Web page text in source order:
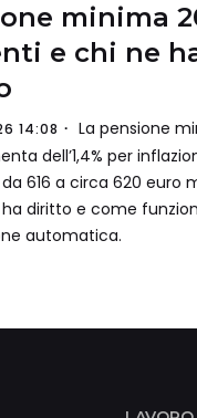
minima
e chi ne
14:08
La pensione
dell’1,4% per
616 a circa 620 euro
diritto e come
automatica.